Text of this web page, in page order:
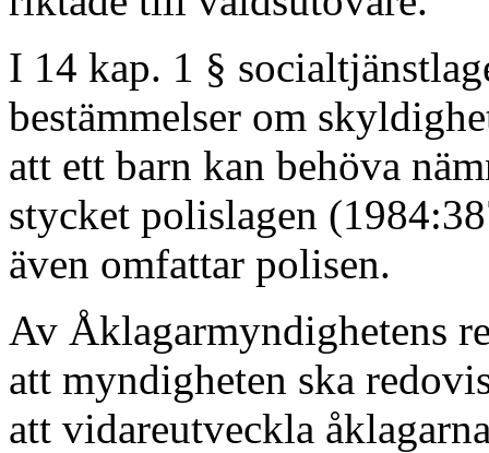
I 14 kap. 1 §
bestämmelser om
att ett barn kan behöva
stycket polislagen
även omfattar polisen.
Av Åklagarmyndighetens
att myndigheten ska
att vidareutveckla